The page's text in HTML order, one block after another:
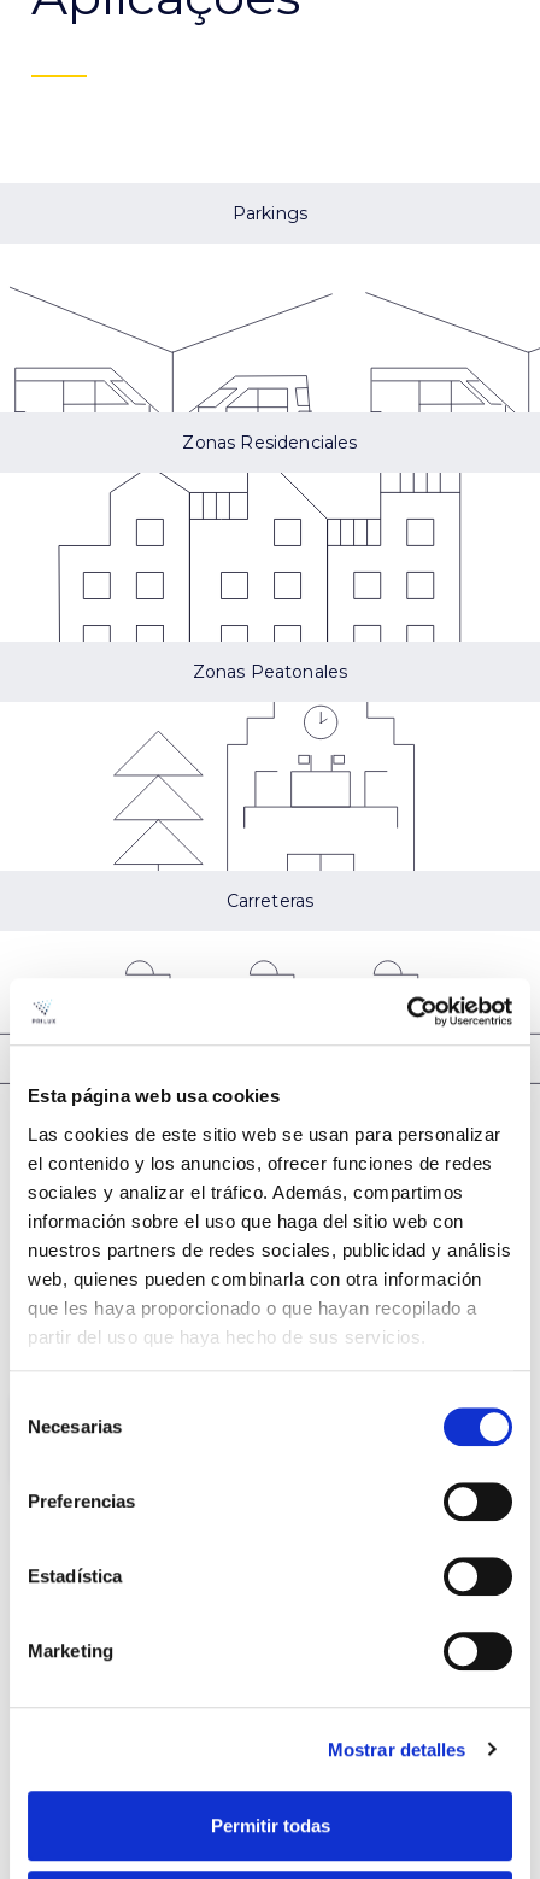
Esta página web usa cookies
Las cookies de este sitio web se usan para personalizar
el contenido y los anuncios, ofrecer funciones de redes
sociales y analizar el tráfico. Además, compartimos
información sobre el uso que haga del sitio web con
nuestros partners de redes sociales, publicidad y análisis
web, quienes pueden combinarla con otra información
que les haya proporcionado o que hayan recopilado a
partir del uso que haya hecho de sus servicios.
Necesarias
Preferencias
Estadística
Marketing
Mostrar detalles
Permitir todas
Parkings
Zonas Residenciales
Zonas Peatonales
Carreteras
Modelos Netta
Produto
Arquivo
Curva